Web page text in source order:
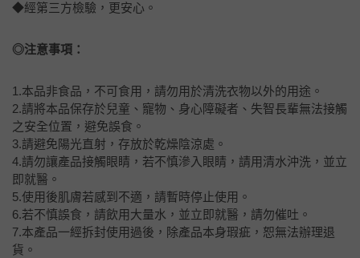
◆經第三方檢驗，更安心。
◎注意事項：
1.本品非食品，不可食用，請勿用於清洗衣物以外的用途。
2.請將本品保存於兒童、寵物、身心障礙者、失智長輩無法接觸
之安全位置，避免誤食。
3.請避免陽光直射，存放於乾燥陰涼處。
4.請勿讓產品接觸眼睛，若不慎滲入眼睛，請用清水沖洗，並立
即就醫。
5.使用後肌膚若感到不適，請暫時停止使用。
6.若不慎誤食，請飲用大量水，並立即就醫，請勿催吐。
7.本產品一經拆封使用過後，除產品本身瑕疵，恕無法辦理退
貨。